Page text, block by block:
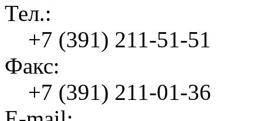
Тел.:
+7 (391) 211-51-51
Факс:
+7 (391) 211-01-36